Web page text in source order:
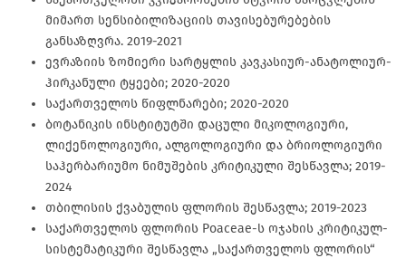
მიმართ სენსიბილიზაციის თავისებურებების
განსაზღვრა. 2019-2021
ევრაზიის ზომიერი სარტყლის კავკასიურ-ანატოლიურ-
ჰირკანული ტყეები; 2020-2020
საქართველოს წიფლნარები; 2020-2020
ბოტანიკის ინსტიტუტში დაცული მიკოლოგიური,
ლიქენოლოგიური, ალგოლოგიური და ბრიოლოგიური
საჰერბარიუმო ნიმუშების კრიტიკული შესწავლა; 2019-
2024
თბილისის ქვაბულის ფლორის შესწავლა; 2019-2023
საქართველოს ფლორის Poaceae-ს ოჯახის კრიტიკულ-
სისტემატიკური შესწავლა „საქართველოს ფლორის“